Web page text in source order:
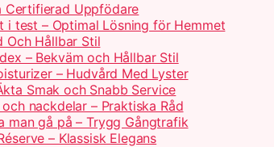
Certifierad Uppfödare
i test – Optimal Lösning för Hemmet
Och Hållbar Stil
– Bekväm och Hållbar Stil
– Hudvård Med Lyster
Smak och Snabb Service
nackdelar – Praktiska Råd
man gå på – Trygg Gångtrafik
– Klassisk Elegans